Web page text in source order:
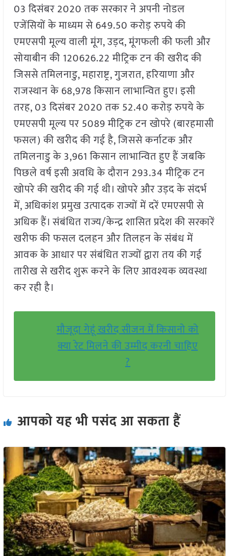
03 दिसंबर 2020 तक सरकार ने अपनी नोडल
एजेंसियों के माध्यम से 649.50 करोड़ रुपये की
एमएसपी मूल्य वाली मूंग, उड़द, मूंगफली की फली और
सोयाबीन की 120626.22 मीट्रिक टन की खरीद की
जिससे तमिलनाडु, महाराष्ट्र, गुजरात, हरियाणा और
राजस्थान के 68,978 किसान लाभान्वित हुए। इसी
तरह, 03 दिसंबर 2020 तक 52.40 करोड़ रुपये के
एमएसपी मूल्य पर 5089 मीट्रिक टन खोपरे (बारहमासी
फसल) की खरीद की गई है, जिससे कर्नाटक और
तमिलनाडु के 3,961 किसान लाभान्वित हुए हैं जबकि
पिछले वर्ष इसी अवधि के दौरान 293.34 मीट्रिक टन
खोपरे की खरीद की गई थी। खोपरे और उड़द के संदर्भ
में, अधिकांश प्रमुख उत्पादक राज्यों में दरें एमएसपी से
अधिक हैं। संबंधित राज्य/केन्द्र शासित प्रदेश की सरकारें
खरीफ की फसल दलहन और तिलहन के संबंध में
आवक के आधार पर संबंधित राज्यों द्वारा तय की गई
तारीख से खरीद शुरू करने के लिए आवश्यक व्यवस्था
कर रही है।
मौजूदा गेहूं खरीद सीजन में किसानो को
क्या रेट मिलने की उम्मीद करनी चाहिए
?
आपको यह भी पसंद आ सकता हैं